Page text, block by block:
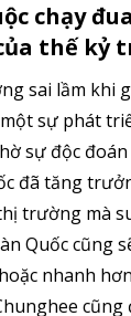
chạy
thế kỷ
sai lầm khi
sự phát
sự độc
đã tăng
trường mà
Quốc cũng
nhanh